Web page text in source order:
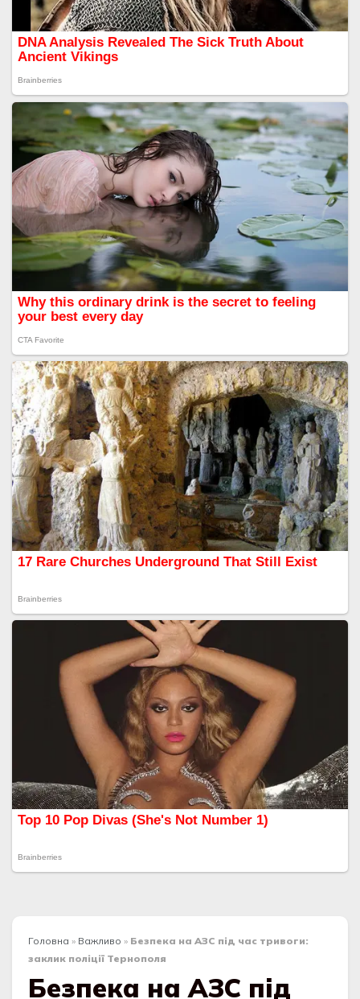
Головна » Важливо » Безпека на АЗС під час тривоги:
заклик поліції Тернополя
Безпека на АЗС під